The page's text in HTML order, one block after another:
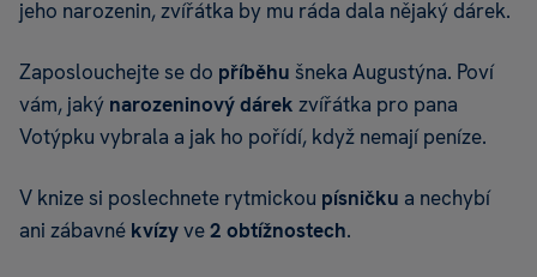
jeho narozenin, zvířátka by mu ráda dala nějaký dárek.
Zaposlouchejte se do příběhu šneka Augustýna. Poví
vám, jaký narozeninový dárek zvířátka pro pana
Votýpku vybrala a jak ho pořídí, když nemají peníze.
V knize si poslechnete rytmickou písničku a nechybí
ani zábavné kvízyve2 obtížnostech.